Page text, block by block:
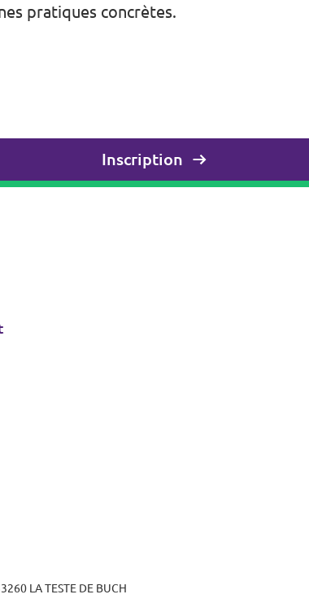
pratiques concrètes.
Inscription
LA TESTE DE BUCH